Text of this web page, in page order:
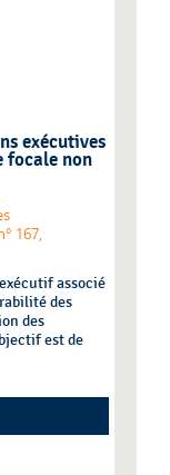
exécutives
focale non
167,
associé
des
des
est de